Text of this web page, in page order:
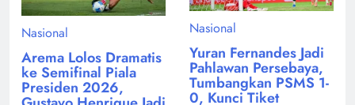
Nasional
Arema Lolos Dramatis
ke Semifinal Piala
Presiden 2026,
Nasional
Yuran Fernandes Jadi
Pahlawan Persebaya,
Tumbangkan PSMS 1-
0, Kunci Tiket